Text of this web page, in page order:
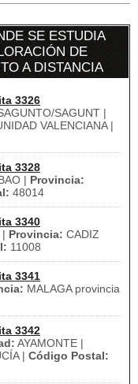
SE ESTUDIA
DE
A DISTANCIA
3326
SAGUNT |
VALENCIANA |
3328
| Provincia:
48014
3340
| Provincia: CADIZ
11008
3341
MALAGA provincia
3342
AYAMONTE |
| Código Postal: